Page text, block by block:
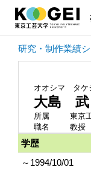
研究・制作業績
オオシマ タケ
大島 武
所属
東京
職名
教授
学歴
～1994/10/01